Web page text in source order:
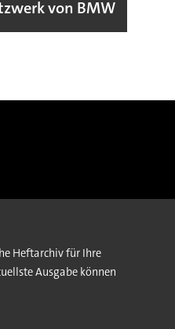
von BMW
Heftarchiv für Ihre
Ausgabe können